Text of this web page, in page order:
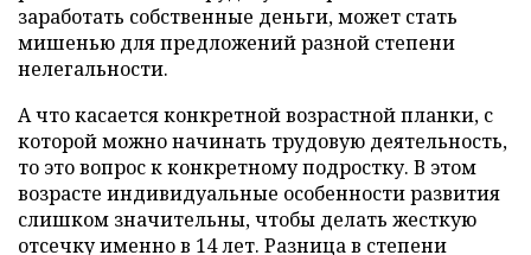
заработать собственные деньги, может стать
мишенью для предложений разной степени
нелегальности.
А что касается конкретной возрастной планки, с
которой можно начинать трудовую деятельность,
то это вопрос к конкретному подростку. В этом
возрасте индивидуальные особенности развития
слишком значительны, чтобы делать жесткую
отсечку именно в 14 лет. Разница в степени